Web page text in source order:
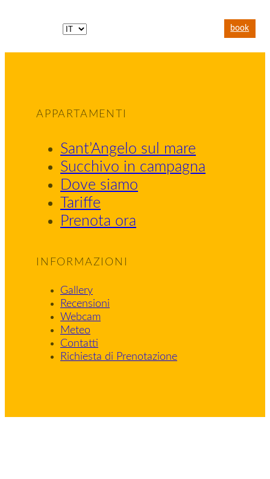
book
APPARTAMENTI
Sant’Angelo sul mare
Succhivo in campagna
Dove siamo
Tariffe
Prenota ora
INFORMAZIONI
Gallery
Recensioni
Webcam
Meteo
Contatti
Richiesta di Prenotazione